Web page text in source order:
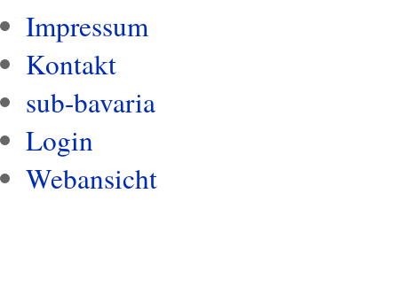
Impressum
Kontakt
sub-bavaria
Login
Webansicht